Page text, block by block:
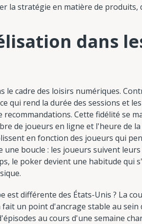
la stratégie en matière de produits,
dans
cadre des loisirs numériques.
qui rend la durée des sessions et
Cette fidélité se
de joueurs en ligne et l'heure de
en fonction des joueurs qui
une boucle : les joueurs suivent
le poker devient une habitude qui
différente des États-Unis ? La
un point d'ancrage stable au sein
au cours d'une semaine